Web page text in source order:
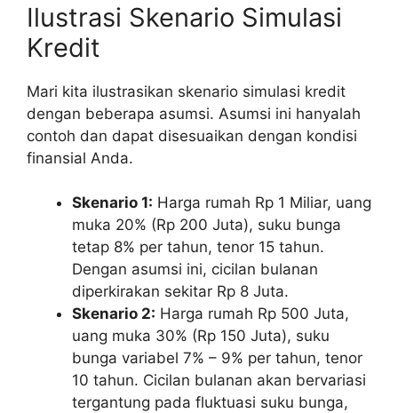
Ilustrasi Skenario Simulasi
Kredit
Mari kita ilustrasikan skenario simulasi kredit
dengan beberapa asumsi. Asumsi ini hanyalah
contoh dan dapat disesuaikan dengan kondisi
finansial Anda.
Skenario 1: Harga rumah Rp 1 Miliar, uang
muka 20% (Rp 200 Juta), suku bunga
tetap 8% per tahun, tenor 15 tahun.
Dengan asumsi ini, cicilan bulanan
diperkirakan sekitar Rp 8 Juta.
Skenario 2: Harga rumah Rp 500 Juta,
uang muka 30% (Rp 150 Juta), suku
bunga variabel 7% – 9% per tahun, tenor
10 tahun. Cicilan bulanan akan bervariasi
tergantung pada fluktuasi suku bunga,